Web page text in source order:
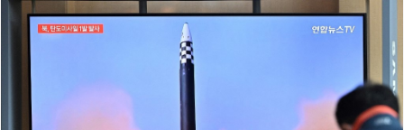
Giấy phép xuất bản số 110/GP - BTTTT cấp ngày 24.3.2020
© 2003-2026 Bản quyền thuộc về Báo Thanh Niên. Cấm sao
chép dưới mọi hình thức nếu không có sự chấp thuận bằng văn
bản. Phát triển bởi ePi Technologies, JSC.